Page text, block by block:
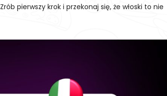
pierwszy krok i przekonaj się, że włoski to nie